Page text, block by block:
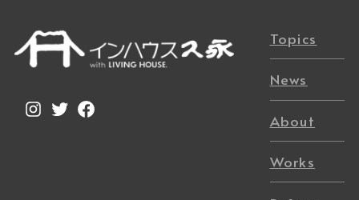
Instagram
TwitterFacebook
Topics
News
About
Works